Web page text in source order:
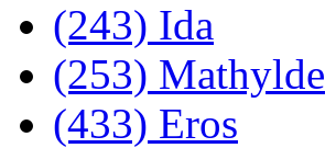
(243) Ida
(253) Mathylde
(433) Eros